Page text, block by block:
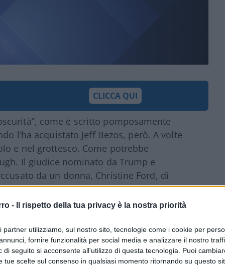
- Il rispetto della tua privacy è la nostra priorità
partner utilizziamo, sul nostro sito, tecnologie come i cookie per
fornire funzionalità per social media e analizzare il nostro
di seguito si acconsente all'utilizzo di questa tecnologia. Puoi
tue scelte sul consenso in qualsiasi momento ritornando su questo
CLICCA QUI
come è scritto pomposamente
l’ha acquistato Jeff Bezos, però. A volte
e nel grottesco. Come potrebbe
Il giudice nominato da Trump e
da un donna, Christine Ford, di
dieci anni fa? No, 36 anni prima, nel
15. Già tutto questo in una democrazia
e procedere avanti.
quando Kavanaugh è una figura